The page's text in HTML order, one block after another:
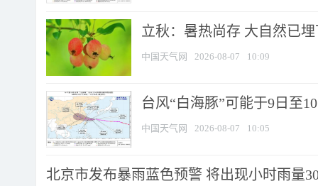
立秋：暑热尚存 大自然已
中国天气网 2026-08-07 10:09
台风“白海豚”可能于9日至
中国天气网 2026-08-07 10:05
北京市发布暴雨蓝色预警 将出现小时雨量